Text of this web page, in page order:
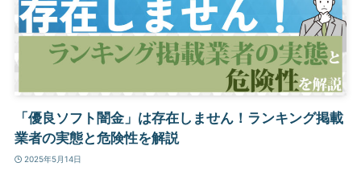
「優良ソフト闇金」は存在しません！ランキング掲載
業者の実態と危険性を解説
2025年5月14日